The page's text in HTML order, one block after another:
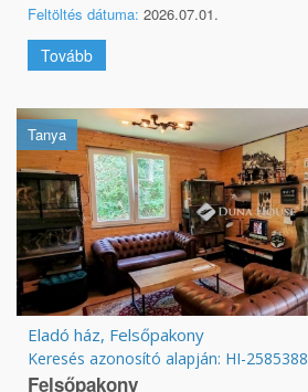
Feltöltés dátuma: 2026.07.01.
Tovább
Tanya
Eladó ház, Felsőpakony
Keresés azonosító alapján: HI-2585388
Felsőpakony